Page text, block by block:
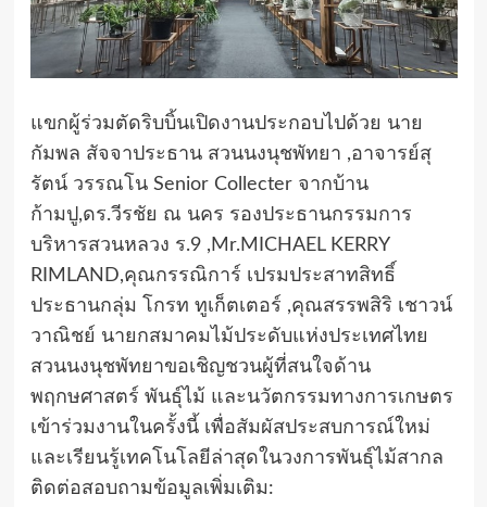
แขกผู้ร่วมตัดริบบิ้นเปิดงานประกอบไปด้วย นาย
กัมพล สัจจาประธาน สวนนงนุชพัทยา ,อาจารย์สุ
รัตน์ วรรณโน Senior Collecter จากบ้าน
ก้ามปู,ดร.วีรชัย ณ นคร รองประธานกรรมการ
บริหารสวนหลวง ร.9 ,Mr.MICHAEL KERRY
RIMLAND,คุณกรรณิการ์ เปรมประสาทสิทธิ์
ประธานกลุ่ม โกรท ทูเก็ตเตอร์ ,คุณสรรพสิริ เชาวน์
วาณิชย์ นายกสมาคมไม้ประดับแห่งประเทศไทย
สวนนงนุชพัทยาขอเชิญชวนผู้ที่สนใจด้าน
พฤกษศาสตร์ พันธุ์ไม้ และนวัตกรรมทางการเกษตร
เข้าร่วมงานในครั้งนี้ เพื่อสัมผัสประสบการณ์ใหม่
และเรียนรู้เทคโนโลยีล่าสุดในวงการพันธุ์ไม้สากล
ติดต่อสอบถามข้อมูลเพิ่มเติม: